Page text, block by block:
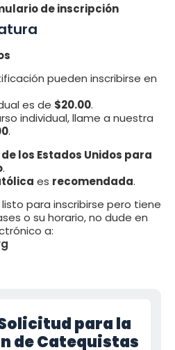
de inscripción
pueden inscribirse en
es de $20.00.
individual, llame a nuestra
.
los Estados Unidos para
.
es recomendada.
para inscribirse pero tiene
o su horario, no dude en
a:
para la
de Catequistas